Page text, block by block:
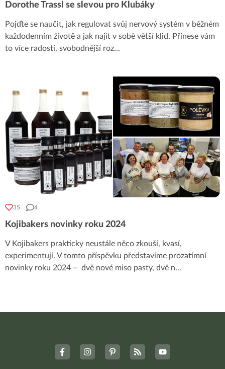
Dorothe Trassl se slevou pro Klubáky
Pojďte se naučit, jak regulovat svůj nervový systém v běžném
každodenním životě a jak najít v sobě větší klid. Přinese vám
to více radosti, svobodnější roz...
35 4
Kojibakers novinky roku 2024
V Kojibakers prakticky neustále něco zkouší, kvasí,
experimentují. V tomto příspěvku představíme prozatímní
novinky roku 2024 – dvě nové miso pasty, dvě n...